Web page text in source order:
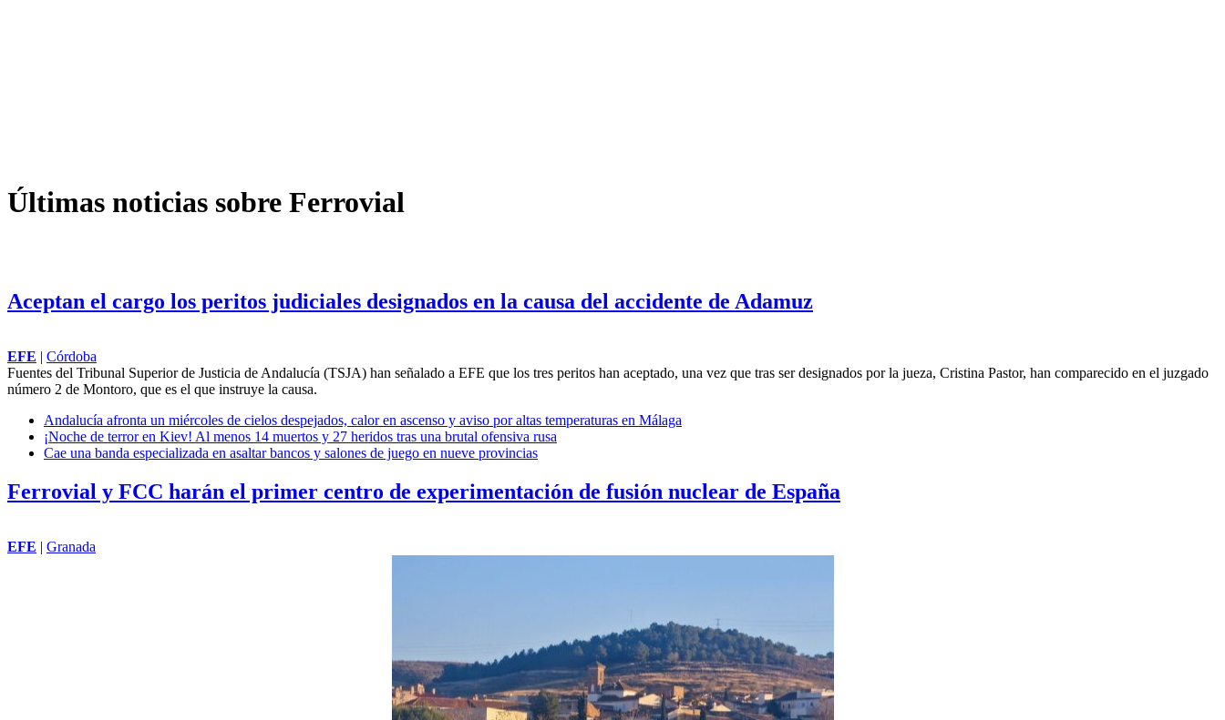
Últimas noticias sobre Ferrovial
Aceptan el cargo los peritos judiciales designados en la causa del accidente de Adamuz
EFE | Córdoba
Fuentes del Tribunal Superior de Justicia de Andalucía (TSJA) han señalado a EFE que los tres peritos han aceptado, una vez que tras ser designados por la jueza, Cristina Pastor, han comparecido en el juzgado
número 2 de Montoro, que es el que instruye la causa.
Andalucía afronta un miércoles de cielos despejados, calor en ascenso y aviso por altas temperaturas en Málaga
¡Noche de terror en Kiev! Al menos 14 muertos y 27 heridos tras una brutal ofensiva rusa
Cae una banda especializada en asaltar bancos y salones de juego en nueve provincias
Ferrovial y FCC harán el primer centro de experimentación de fusión nuclear de España
EFE | Granada